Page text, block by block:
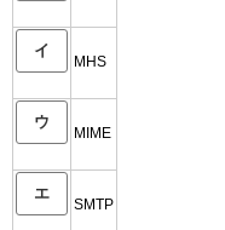
イ
MHS
ウ
MIME
エ
SMTP